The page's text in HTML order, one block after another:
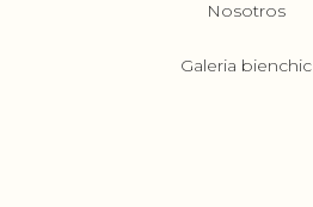
Nosotros
Galeria bienchic